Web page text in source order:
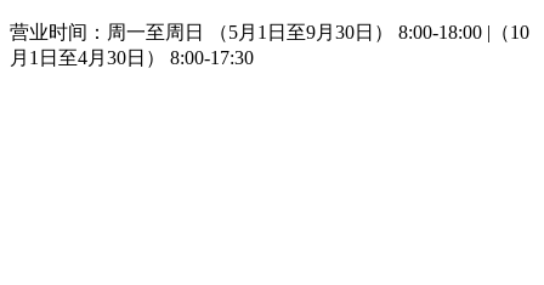
营业时间：周一至周日 （5月1日至9月30日） 8:00-18:00 |（10
月1日至4月30日） 8:00-17:30